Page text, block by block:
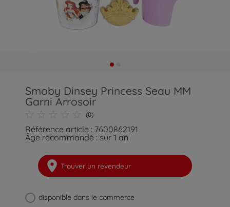
Smoby Dinsey Princess Seau MM
Garni Arrosoir
(0)
Référence article : 7600862191
Âge recommandé : sur 1 an
Trouver un revendeur
disponible dans le commerce